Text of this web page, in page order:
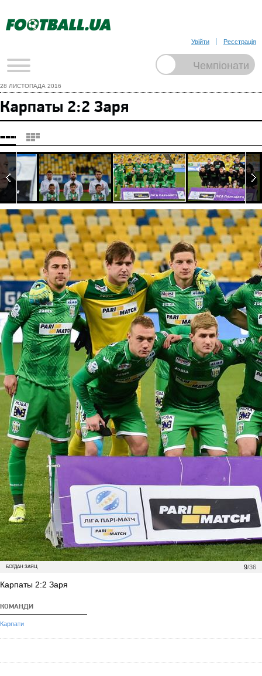
Увійти Реєстрація
28 ЛИСТОПАДА 2016
Карпаты 2:2 Заря
9/36
БОГДАН ЗАЯЦ
Карпаты 2:2 Заря
КОМАНДИ
Карпати